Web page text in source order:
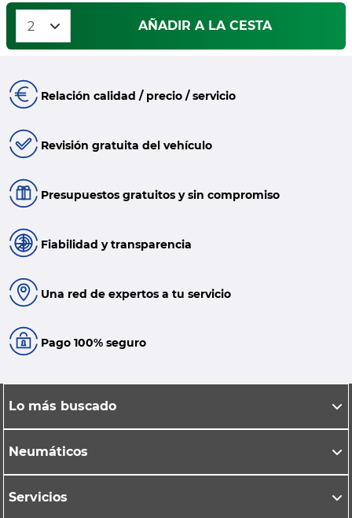
AÑADIR A LA CESTA
Relación calidad / precio / servicio
Revisión gratuita del vehículo
Presupuestos gratuitos y sin compromiso
Fiabilidad y transparencia
Una red de expertos a tu servicio
Pago 100% seguro
Lo más buscado
Neumáticos
Servicios